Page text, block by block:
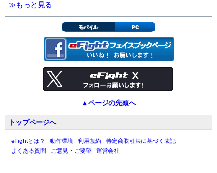
≫もっと見る
モバイル PC
▲ページの先頭へ
トップページへ
eFightとは？ 動作環境 利用規約
特定商取引法に基づく表記
よくある質問
ご意見・ご要望 運営会社